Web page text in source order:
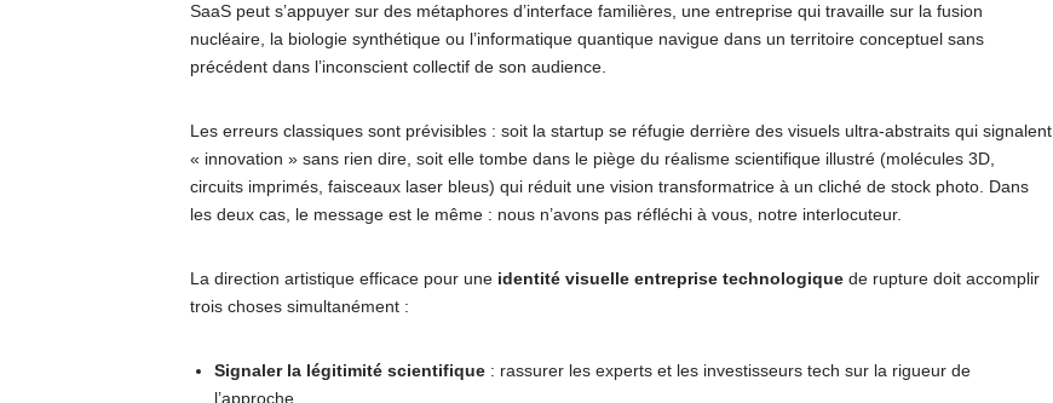
SaaS peut s’appuyer sur des métaphores d’interface familières, une entreprise qui travaille sur la fusion
nucléaire, la biologie synthétique ou l’informatique quantique navigue dans un territoire conceptuel sans
précédent dans l’inconscient collectif de son audience.
Les erreurs classiques sont prévisibles : soit la startup se réfugie derrière des visuels ultra-abstraits qui signalent
« innovation » sans rien dire, soit elle tombe dans le piège du réalisme scientifique illustré (molécules 3D,
circuits imprimés, faisceaux laser bleus) qui réduit une vision transformatrice à un cliché de stock photo. Dans
les deux cas, le message est le même : nous n’avons pas réfléchi à vous, notre interlocuteur.
La direction artistique efficace pour une identité visuelle entreprise technologique de rupture doit accomplir
trois choses simultanément :
Signaler la légitimité scientifique : rassurer les experts et les investisseurs tech sur la rigueur de
l’approche